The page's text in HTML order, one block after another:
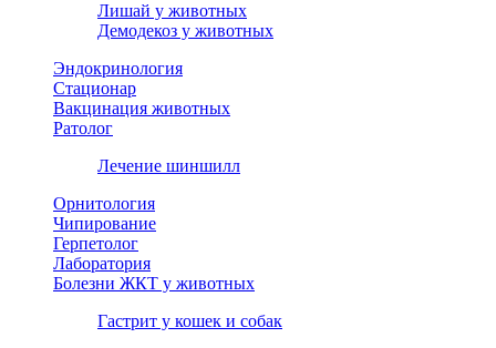
Лишай у животных
Демодекоз у животных
Эндокринология
Стационар
Вакцинация животных
Ратолог
Лечение шиншилл
Орнитология
Чипирование
Герпетолог
Лаборатория
Болезни ЖКТ у животных
Гастрит у кошек и собак